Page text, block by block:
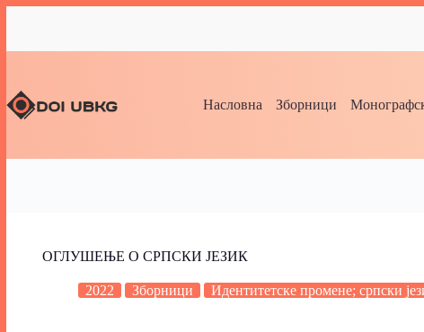
Насловна Зборници
ОГЛУШЕЊЕ О СРПСКИ ЈЕЗИК
2022 Зборници Идентитетске промене; српски